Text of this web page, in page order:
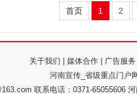
首页 1 2
关于我们 媒体合作 广告服务
河南宣传_省级重点门户
联系电话：0371-65055606